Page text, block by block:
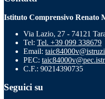
Istituto Comprensivo Renato
Via Lazio, 27 - 74121
Tel: Tel. +39 099 338679
Email:
PEC:
C.F.: 90214390735
Seguici su